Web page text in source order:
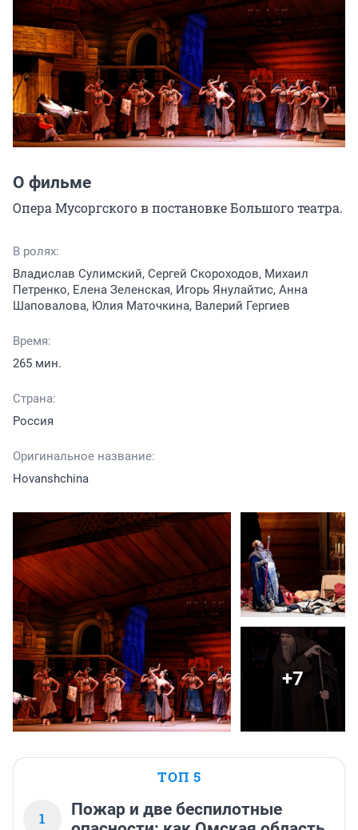
О фильме
Опера Мусоргского в постановке Большого театра.
В ролях:
Владислав Сулимский, Сергей Скороходов, Михаил
Петренко, Елена Зеленская, Игорь Янулайтис, Анна
Шаповалова, Юлия Маточкина, Валерий Гергиев
Время:
265 мин.
Страна:
Россия
Оригинальное название:
Hovanshchina
+7
ТОП 5
1
Пожар и две беспилотные